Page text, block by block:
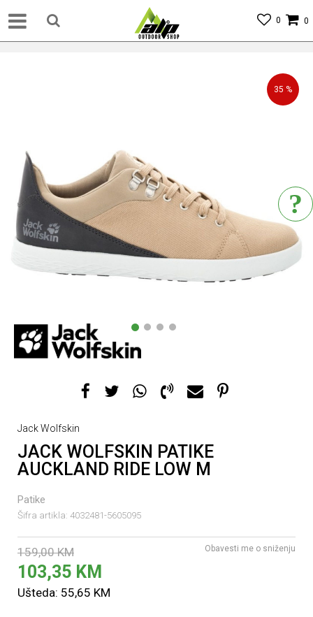
0
0
1 2 3 4
35 %
Jack Wolfskin
JACK WOLFSKIN PATIKE
AUCKLAND RIDE LOW M
Patike
Šifra artikla: 4032481-5605095
159,00 KM
103,35 KM
Ušteda: 55,65 KM
Obavesti me o sniženju